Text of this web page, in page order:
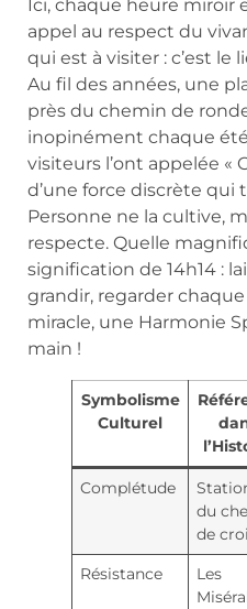
Ici, chaque heure miroir
appel au respect du
qui est à visiter : c’est le
Au fil des années, une
près du chemin de
inopinément chaque
visiteurs l’ont appelée «
d’une force discrète qui
Personne ne la cultive,
respecte. Quelle
signification de 14h14 :
grandir, regarder
miracle, une Harmonie
main !
Symbolisme
Culturel
Complétude
du
de
Résistance
Les